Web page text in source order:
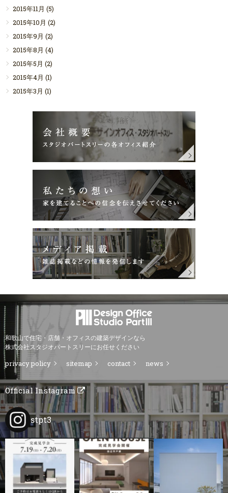
2015年11月 (5)
2015年10月 (2)
2015年9月 (2)
2015年8月 (4)
2015年5月 (2)
2015年4月 (1)
2015年3月 (1)
和歌山で住宅・店舗・オフィスの建築デザインなら
株式会社スタジオパートスリーにお任せください
privacy policy sitemap contact news
Official Instagram
stpt3